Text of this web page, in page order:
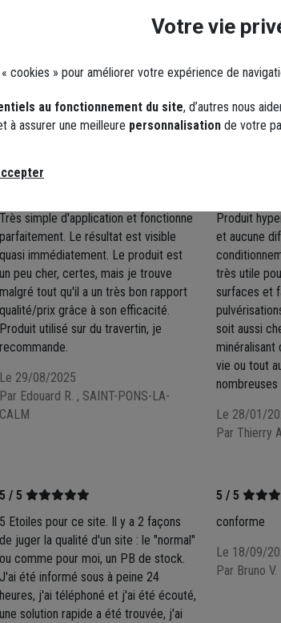
essuyez l'excédent de produit avec du papier
maximum 2 heures, le minéralisant TS est appliqué et
Très simple d'application et fonctionne
parfaitement. Le résultat est visible
quasi immédiatement. Le produit est
un peu cher, certes, mais je trouve
malgré tout qu'il a un très bon rapport
qualité/prix grâce à son efficacité.
Produit utilisé sur du travertin, je
recommande.
Le 29/08/2025
Par Edouard R. , SAINT-PONS-LA-
CALM
Produit
et aucune
très utile
surfaces et
soit aussi
minéralisant
vie ou tout
nombreuses
Le 28/01/
Par Thierry
5 / 5
5 Etoiles pour ce site. Il y a 2 façons
de juger la qualité d'un site : le "normal"
ou comme pour moi, un PB de stock.
J'ai été informé sous à peine 24
heures, j'ai téléphoné et j'ai été écouté,
une solution rapide a été trouvée, j'ai
5 / 5
conforme
Le 18/09/
Par Bruno V.
Votre vie
cookies » pour améliorer votre expérience de
au fonctionnement du site, d’autres nous
à assurer une meilleure personnalisation de votre